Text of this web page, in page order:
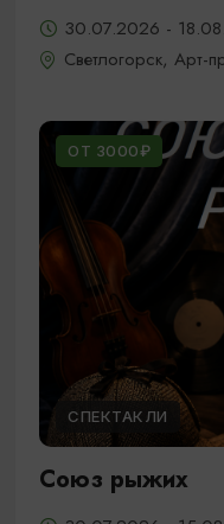
30.07.2026 -
Светлогорск, Арт-
ОТ 3000₽
СПЕКТАКЛИ
Союз рыжих